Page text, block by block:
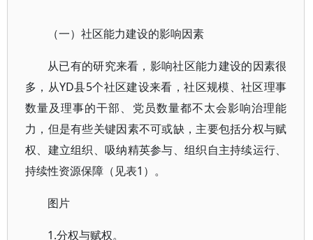
（一）社区能力建设的影响因素
从已有的研究来看，影响社区能力建设的因素很
多，从YD县5个社区建设来看，社区规模、社区理事
数量及理事的干部、党员数量都不太会影响治理能
力，但是有些关键因素不可或缺，主要包括分权与赋
权、建立组织、吸纳精英参与、组织自主持续运行、
持续性资源保障（见表1）。
图片
1.分权与赋权。